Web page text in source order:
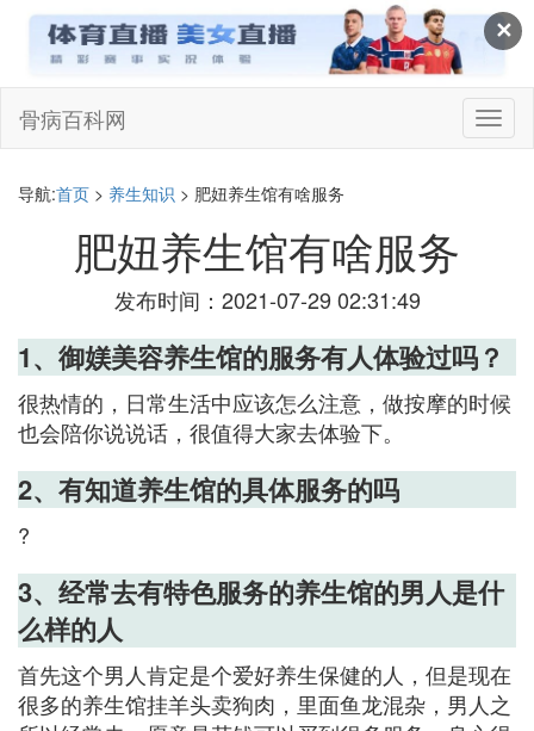
✕
切
换
骨病百科网
导航:首页 > 养生知识 > 肥妞养生馆有啥服务
肥妞养生馆有啥服务
发布时间：2021-07-29 02:31:49
1、御媄美容养生馆的服务有人体验过吗？
很热情的，日常生活中应该怎么注意，做按摩的时候
也会陪你说说话，很值得大家去体验下。
2、有知道养生馆的具体服务的吗
?
3、经常去有特色服务的养生馆的男人是什
么样的人
首先这个男人肯定是个爱好养生保健的人，但是现在
很多的养生馆挂羊头卖狗肉，里面鱼龙混杂，男人之